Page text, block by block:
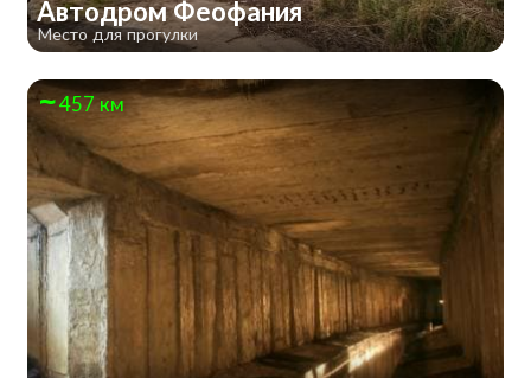
Автодром Феофания
Место для прогулки
457 км